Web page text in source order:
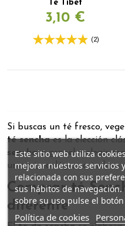
Té Tibet
3,10 €
(2)
Si buscas un té fresco,
té senchaes la elección
senchaa granel y elegir
umami, ecológico o incluso
Comprar té
diferente
Este sitio web utiliza
mejorar nuestros servicios
relacionada con sus
sus hábitos de
sobre su uso pulse el
Política de cookies